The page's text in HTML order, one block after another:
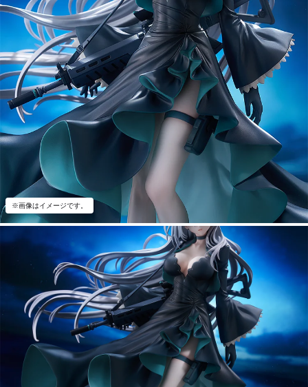
※画像はイメージです。